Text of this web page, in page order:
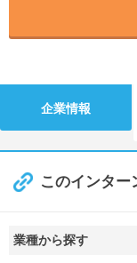
企業情報
このインター
業種から探す